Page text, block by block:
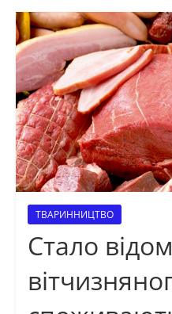
ТВАРИННИЦТВО
Стало